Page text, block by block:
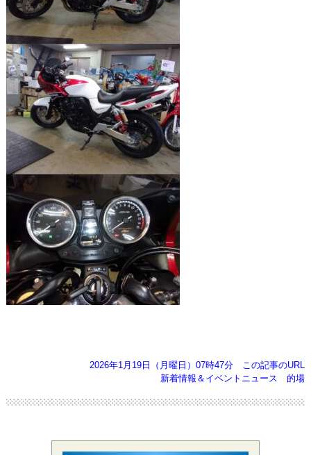
2026年1月19日（月曜日）07時47分
この記事のURL
新着情報＆イベントニュース
的場